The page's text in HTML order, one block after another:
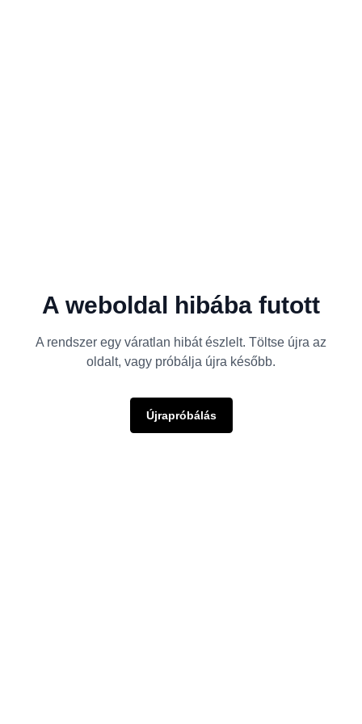
A weboldal hibába futott
A rendszer egy váratlan hibát észlelt. Töltse újra az
oldalt, vagy próbálja újra később.
Újrapróbálás